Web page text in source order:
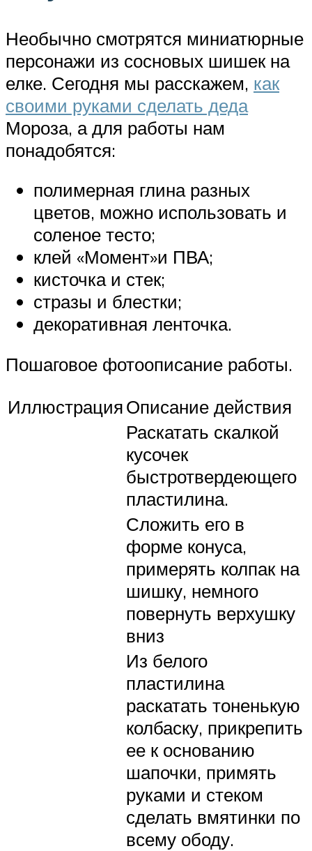
Необычно смотрятся миниатюрные
персонажи из сосновых шишек на
елке. Сегодня мы расскажем, как
своими руками сделать деда
Мороза, а для работы нам
понадобятся:
полимерная глина разных
цветов, можно использовать и
соленое тесто;
клей «Момент»и ПВА;
кисточка и стек;
стразы и блестки;
декоративная ленточка.
Пошаговое фотоописание работы.
ИллюстрацияОписание действия
Раскатать скалкой
кусочек
быстротвердеющего
пластилина.
Сложить его в
форме конуса,
примерять колпак на
шишку, немного
повернуть верхушку
вниз
Из белого
пластилина
раскатать тоненькую
колбаску, прикрепить
ее к основанию
шапочки, примять
руками и стеком
сделать вмятинки по
всему ободу.